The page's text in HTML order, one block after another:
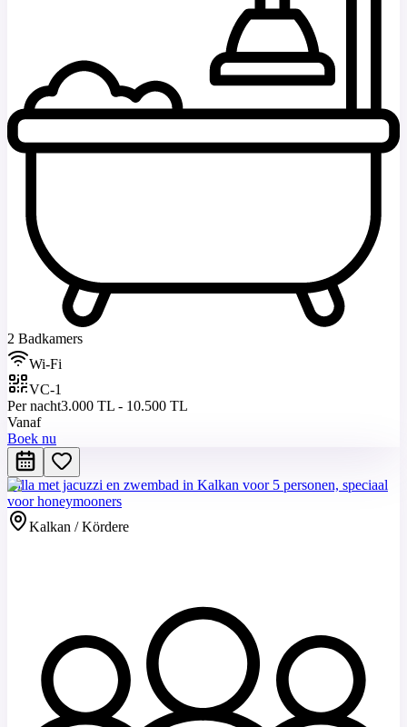
2 Badkamers
Wi-Fi
VC-1
Per nacht3.000 TL - 10.500 TL
Vanaf
Boek nu
Villa met jacuzzi en zwembad in Kalkan voor 5 personen, speciaal
voor honeymooners
Kalkan / Kördere